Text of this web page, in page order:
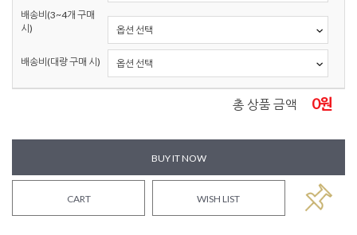
배송비(3~4개 구매
시)
배송비(대량 구매 시)
총 상품 금액 0원
BUY IT NOW
CART WISH LIST